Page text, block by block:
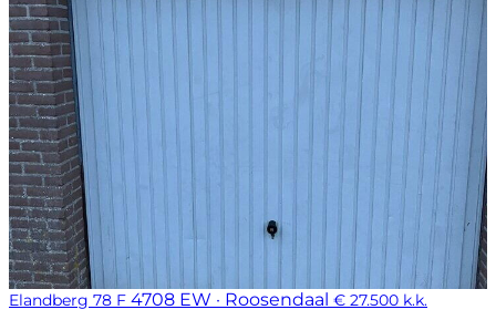
Elandberg 78 F 4708 EW · Roosendaal € 27.500 k.k.